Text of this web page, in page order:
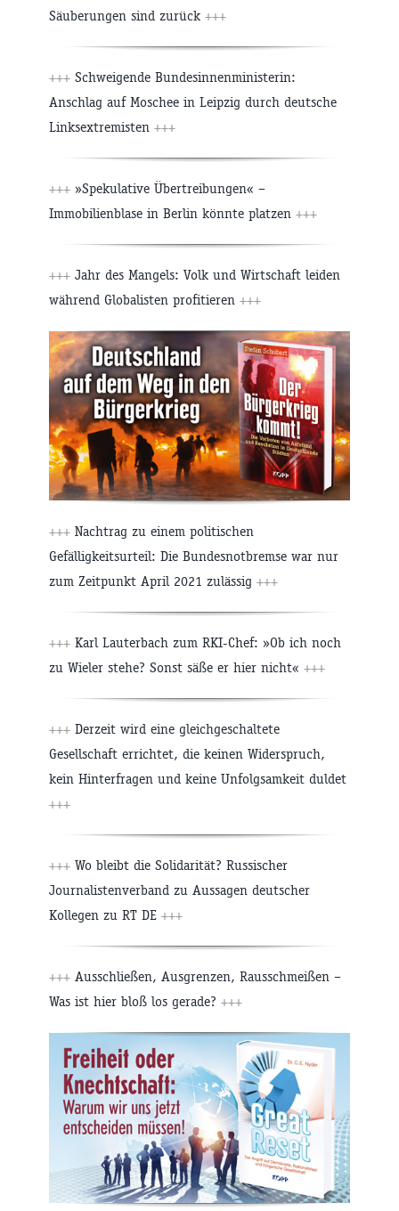
Säuberungen sind zurück +++
+++ Schweigende Bundesinnenministerin:
Anschlag auf Moschee in Leipzig durch deutsche
Linksextremisten +++
+++ »Spekulative Übertreibungen« –
Immobilienblase in Berlin könnte platzen +++
+++ Jahr des Mangels: Volk und Wirtschaft leiden
während Globalisten profitieren +++
+++ Nachtrag zu einem politischen
Gefälligkeitsurteil: Die Bundesnotbremse war nur
zum Zeitpunkt April 2021 zulässig +++
+++ Karl Lauterbach zum RKI-Chef: »Ob ich noch
zu Wieler stehe? Sonst säße er hier nicht« +++
+++ Derzeit wird eine gleichgeschaltete
Gesellschaft errichtet, die keinen Widerspruch,
kein Hinterfragen und keine Unfolgsamkeit duldet
+++
+++ Wo bleibt die Solidarität? Russischer
Journalistenverband zu Aussagen deutscher
Kollegen zu RT DE +++
+++ Ausschließen, Ausgrenzen, Rausschmeißen –
Was ist hier bloß los gerade? +++